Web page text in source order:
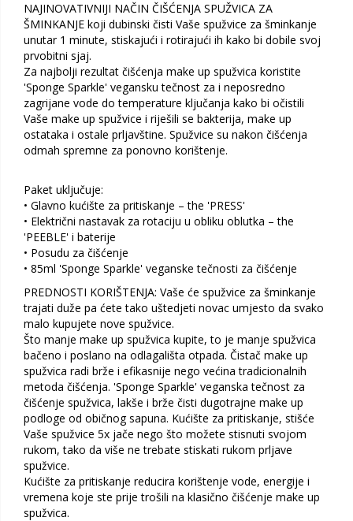
NAJINOVATIVNIJI NAČIN ČIŠĆENJA SPUŽVICA ZA
ŠMINKANJE koji dubinski čisti Vaše spužvice za šminkanje
unutar 1 minute, stiskajući i rotirajući ih kako bi dobile svoj
prvobitni sjaj.
Za najbolji rezultat čišćenja make up spužvica koristite
'Sponge Sparkle' vegansku tečnost za i neposredno
zagrijane vode do temperature ključanja kako bi očistili
Vaše make up spužvice i riješili se bakterija, make up
ostataka i ostale prljavštine. Spužvice su nakon čišćenja
odmah spremne za ponovno korištenje.
Paket uključuje:
• Glavno kućište za pritiskanje – the 'PRESS'
• Električni nastavak za rotaciju u obliku oblutka – the
'PEEBLE' i baterije
• Posudu za čišćenje
• 85ml 'Sponge Sparkle' veganske tečnosti za čišćenje
PREDNOSTI KORIŠTENJA: Vaše će spužvice za šminkanje
trajati duže pa ćete tako uštedjeti novac umjesto da svako
malo kupujete nove spužvice.
Što manje make up spužvica kupite, to je manje spužvica
bačeno i poslano na odlagališta otpada. Čistač make up
spužvica radi brže i efikasnije nego većina tradicionalnih
metoda čišćenja. 'Sponge Sparkle' veganska tečnost za
čišćenje spužvica, lakše i brže čisti dugotrajne make up
podloge od običnog sapuna. Kućište za pritiskanje, stišće
Vaše spužvice 5x jače nego što možete stisnuti svojom
rukom, tako da više ne trebate stiskati rukom prljave
spužvice.
Kućište za pritiskanje reducira korištenje vode, energije i
vremena koje ste prije trošili na klasično čišćenje make up
spužvica.